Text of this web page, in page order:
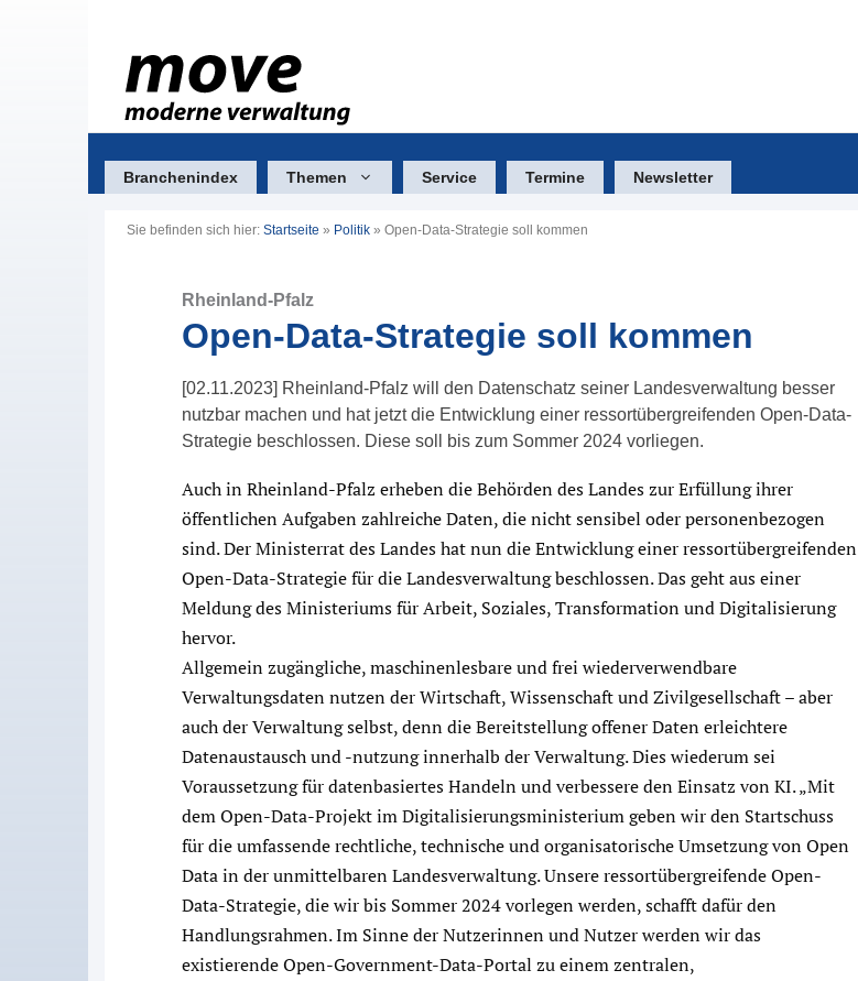
Branchenindex Themen Service Termine Newsletter
Sie befinden sich hier: Startseite » Politik » Open-Data-Strategie soll kommen
Rheinland-Pfalz
Open-Data-Strategie soll kommen
[02.11.2023] Rheinland-Pfalz will den Datenschatz seiner Landesverwaltung besser
nutzbar machen und hat jetzt die Entwicklung einer ressortübergreifenden Open-Data-
Strategie beschlossen. Diese soll bis zum Sommer 2024 vorliegen.
Auch in Rheinland-Pfalz erheben die Behörden des Landes zur Erfüllung ihrer
öffentlichen Aufgaben zahlreiche Daten, die nicht sensibel oder personenbezogen
sind. Der Ministerrat des Landes hat nun die Entwicklung einer ressortübergreifenden
Open-Data-Strategie für die Landesverwaltung beschlossen. Das geht aus einer
Meldung des Ministeriums für Arbeit, Soziales, Transformation und Digitalisierung
hervor.
Allgemein zugängliche, maschinenlesbare und frei wiederverwendbare
Verwaltungsdaten nutzen der Wirtschaft, Wissenschaft und Zivilgesellschaft – aber
auch der Verwaltung selbst, denn die Bereitstellung offener Daten erleichtere
Datenaustausch und -nutzung innerhalb der Verwaltung. Dies wiederum sei
Voraussetzung für datenbasiertes Handeln und verbessere den Einsatz von KI. „Mit
dem Open-Data-Projekt im Digitalisierungsministerium geben wir den Startschuss
für die umfassende rechtliche, technische und organisatorische Umsetzung von Open
Data in der unmittelbaren Landesverwaltung. Unsere ressortübergreifende Open-
Data-Strategie, die wir bis Sommer 2024 vorlegen werden, schafft dafür den
Handlungsrahmen. Im Sinne der Nutzerinnen und Nutzer werden wir das
existierende Open-Government-Data-Portal zu einem zentralen,